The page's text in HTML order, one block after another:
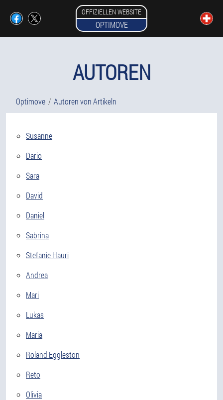
OFFIZIELLEN WEBSITE
OPTIMOVE
AUTOREN
Optimove Autoren von Artikeln
Susanne
Dario
Sara
David
Daniel
Sabrina
Stefanie Hauri
Andrea
Mari
Lukas
Maria
Roland Eggleston
Reto
Olivia